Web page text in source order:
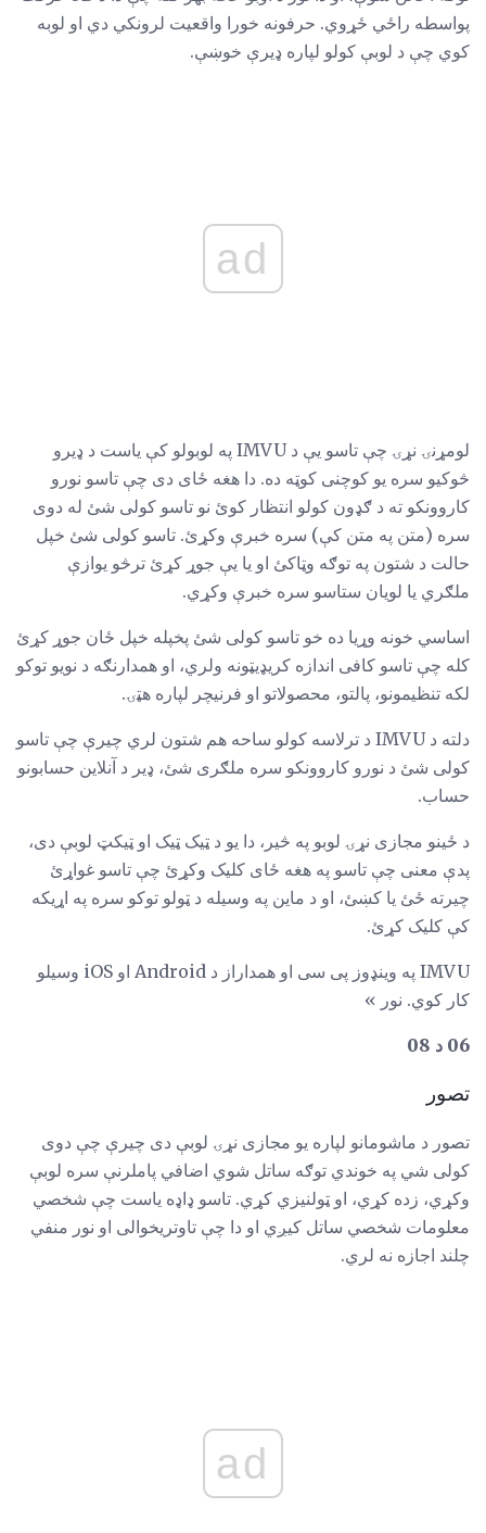
پواسطه راځي ځړوي. حرفونه خورا واقعیت لرونکي دي او لوبه
کوي چې د لوبې کولو لپاره ډیرې خوښې.
ad
لومړنۍ نړۍ چې تاسو یې د IMVU په لوبولو کې یاست د ډیرو
څوکیو سره یو کوچنی کوټه ده. دا هغه ځای دی چې تاسو نورو
کاروونکو ته د ګډون کولو انتظار کوئ نو تاسو کولی شئ له دوی
سره (متن په متن کې) سره خبرې وکړئ. تاسو کولی شئ خپل
حالت د شتون په توګه وټاکئ او یا یې جوړ کړئ ترڅو یوازې
ملګري یا لویان ستاسو سره خبرې وکړي.
اساسي خونه وړیا ده خو تاسو کولی شئ پخپله خپل ځان جوړ کړئ
کله چې تاسو کافی اندازه کریډیټونه ولري، او همدارنګه د نویو توکو
لکه تنظیمونو، پالتو، محصولاتو او فرنيچر لپاره هټۍ.
دلته د IMVU د ترلاسه کولو ساحه هم شتون لري چیرې چې تاسو
کولی شئ د نورو کاروونکو سره ملګری شئ، ډیر د آنلاین حسابونو
حساب.
د ځینو مجازی نړۍ لوبو په څیر، دا یو د ټیک ټیک او ټیکټ لوبې دی،
پدې معنی چې تاسو په هغه ځای کلیک وکړئ چې تاسو غواړئ
چیرته ځئ یا کښئ، او د ماین په وسیله د ټولو توکو سره په اړیکه
کې کلیک کړئ.
IMVU په وینډوز پی سی او همداراز د Android او iOS وسیلو
کار کوي. نور »
06 د 08
تصور
تصور د ماشومانو لپاره یو مجازی نړۍ لوبې دی چیرې چې دوی
کولی شي په خوندي توګه ساتل شوي اضافي پاملرنې سره لوبې
وکړي، زده کړي، او ټولنیزي کړي. تاسو ډاډه یاست چې شخصي
معلومات شخصي ساتل کیږي او دا چې تاوتریخوالی او نور منفي
چلند اجازه نه لري.
ad